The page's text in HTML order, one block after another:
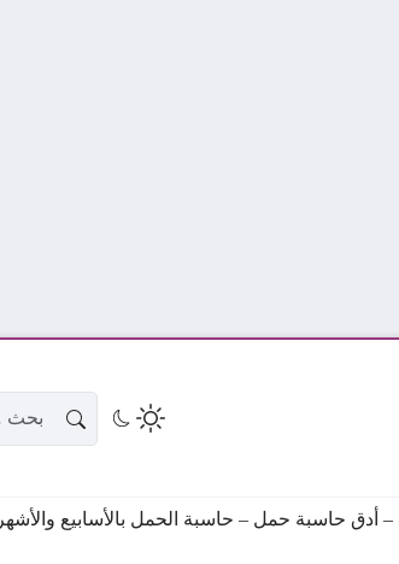
أدق حاسبة حمل – حاسبة الحمل بالأسابيع والأشهر